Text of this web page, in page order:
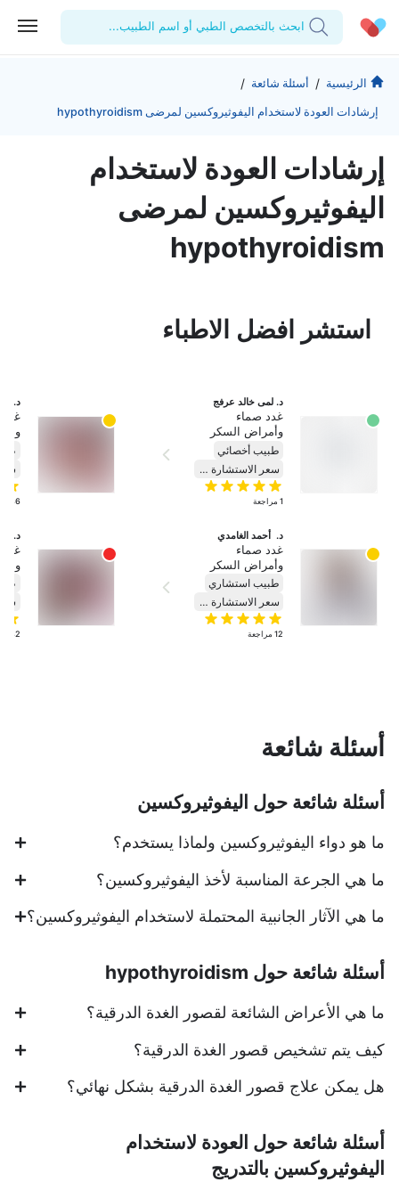
ابحث بالتخصص الطبي أو اسم الطبيب...
الحساب الشخصي
استشاراتي
الوصفات الطبية
اختبارات المعمل
المفضلة
الشركة
من نحن؟ للأطباء
للمنشآت المدونة
المقالات الطبية
الرئيسية / أسئلة شائعة /
إرشادات العودة لاستخدام اليفوثيروكسين لمرضى hypothyroidism
إرشادات العودة لاستخدام
اليفوثيروكسين لمرضى
hypothyroidism
استشر افضل الاطباء
د. لمى خالد عرفج
غدد صماء
وأمراض السكر
طبيب أخصائي
سعر الاستشارة ١٣٨
1 مراجعة
د.  أحمد الغامدي
غدد صماء
وأمراض السكر
طبيب استشاري
سعر الاستشارة ٢٣٠
12 مراجعة
د.
336
د.
32
أسئلة شائعة
أسئلة شائعة حول اليفوثيروكسين
ما هو دواء اليفوثيروكسين ولماذا يستخدم؟
ما هي الجرعة المناسبة لأخذ اليفوثيروكسين؟
ما هي الآثار الجانبية المحتملة لاستخدام اليفوثيروكسين؟
أسئلة شائعة حول hypothyroidism
ما هي الأعراض الشائعة لقصور الغدة الدرقية؟
كيف يتم تشخيص قصور الغدة الدرقية؟
هل يمكن علاج قصور الغدة الدرقية بشكل نهائي؟
أسئلة شائعة حول العودة لاستخدام
اليفوثيروكسين بالتدريج